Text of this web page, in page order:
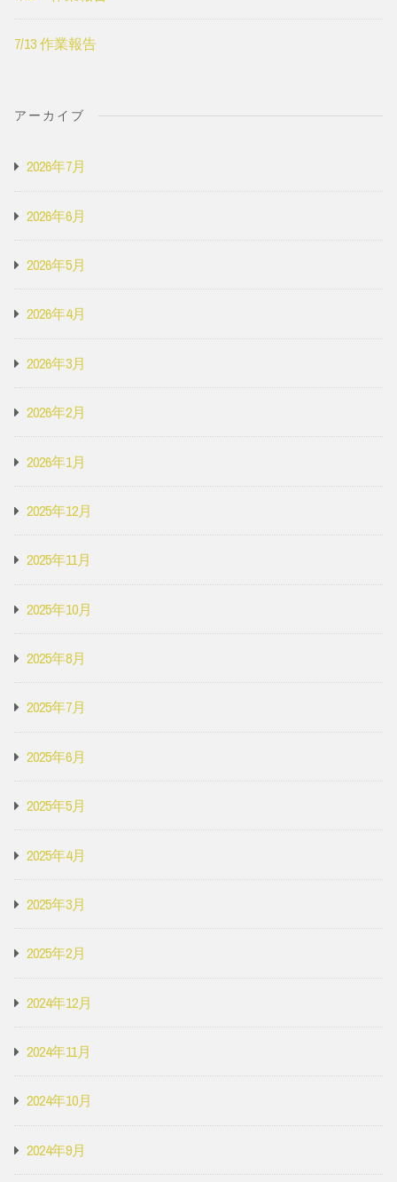
7/13 作業報告
アーカイブ
2026年7月
2026年6月
2026年5月
2026年4月
2026年3月
2026年2月
2026年1月
2025年12月
2025年11月
2025年10月
2025年8月
2025年7月
2025年6月
2025年5月
2025年4月
2025年3月
2025年2月
2024年12月
2024年11月
2024年10月
2024年9月